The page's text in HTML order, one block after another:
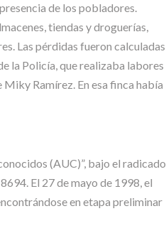
de los pobladores.
tiendas y droguerías,
Las pérdidas fueron calculadas
la Policía, que realizaba labores
Ramírez. En esa finca había
(AUC)”, bajo el radicado
El 27 de mayo de 1998, el
en etapa preliminar